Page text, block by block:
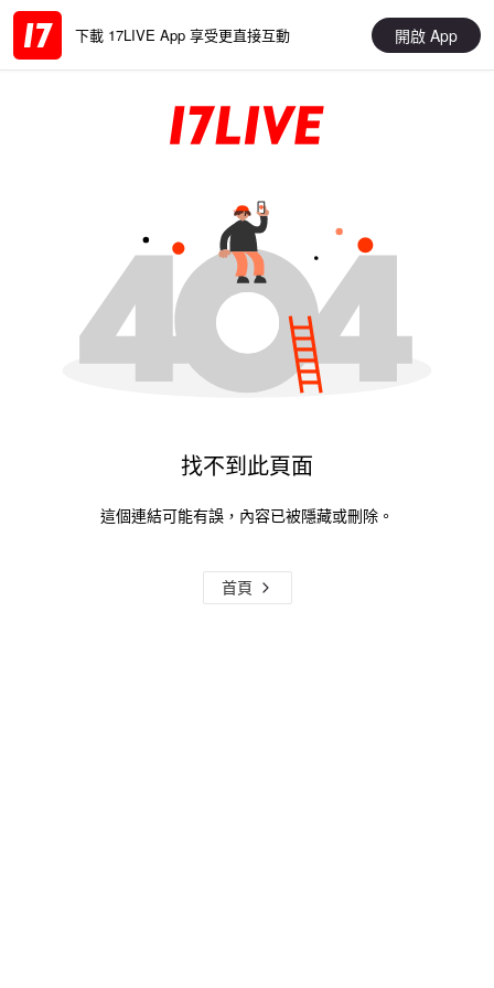
下載 17LIVE App 享受更直接互動 開啟 App
找不到此頁面
這個連結可能有誤，內容已被隱藏或刪除。
首頁